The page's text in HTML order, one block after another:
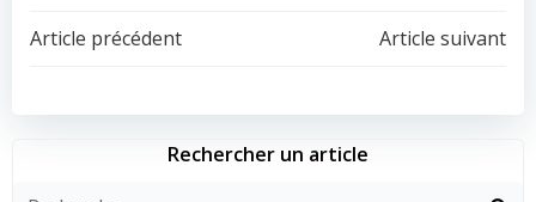
Navigation
de
l’article
Article précédent
Navigation
de
l’article
Article suivant
Rechercher un article